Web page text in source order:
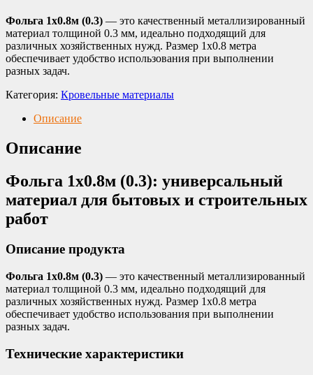
Фольга 1х0.8м (0.3) — это качественный металлизированный
материал толщиной 0.3 мм, идеально подходящий для
различных хозяйственных нужд. Размер 1х0.8 метра
обеспечивает удобство использования при выполнении
разных задач.
Категория: Кровельные материалы
Описание
Описание
Фольга 1х0.8м (0.3): универсальный
материал для бытовых и строительных
работ
Описание продукта
Фольга 1х0.8м (0.3) — это качественный металлизированный
материал толщиной 0.3 мм, идеально подходящий для
различных хозяйственных нужд. Размер 1х0.8 метра
обеспечивает удобство использования при выполнении
разных задач.
Технические характеристики